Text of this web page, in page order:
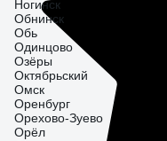
Ногинск
Обнинск
Обь
Одинцово
Озёры
Октябрьский
Омск
Оренбург
Орехово-Зуево
Орёл